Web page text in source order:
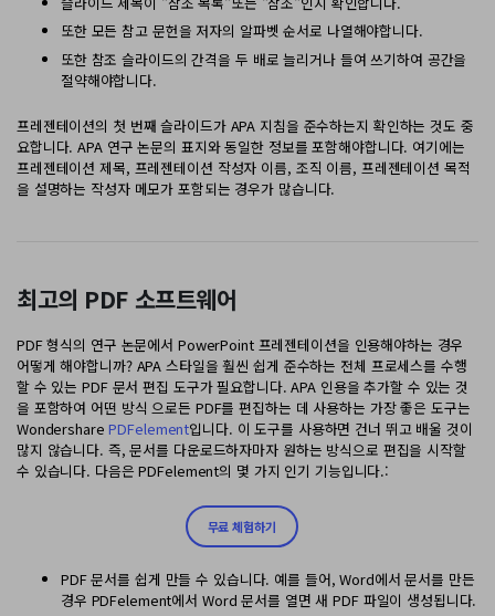
기타 온라인 도구
PDF 보호
PDF 일괄 작업
PDF 데이터 추출
AI PDF 요약기
모든 기능 알아보기
AI 지원 센터
또한 모든 참고 문헌을 저자의 알파벳 순서로 나열해야합니다.
또한 참조 슬라이드의 간격을 두 배로 늘리거나 들여 쓰기하여 공간을
절약해야합니다.
프레젠테이션의 첫 번째 슬라이드가 APA 지침을 준수하는지 확인하는 것도 중
요합니다. APA 연구 논문의 표지와 동일한 정보를 포함해야합니다. 여기에는
프레젠테이션 제목, 프레젠테이션 작성자 이름, 조직 이름, 프레젠테이션 목적
을 설명하는 작성자 메모가 포함되는 경우가 많습니다.
최고의 PDF 소프트웨어
PDF 형식의 연구 논문에서 PowerPoint 프레젠테이션을 인용해야하는 경우
어떻게 해야합니까? APA 스타일을 훨씬 쉽게 준수하는 전체 프로세스를 수행
할 수 있는 PDF 문서 편집 도구가 필요합니다. APA 인용을 추가할 수 있는 것
을 포함하여 어떤 방식 으로든 PDF를 편집하는 데 사용하는 가장 좋은 도구는
WondersharePDFelement입니다. 이 도구를 사용하면 건너 뛰고 배울 것이
많지 않습니다. 즉, 문서를 다운로드하자마자 원하는 방식으로 편집을 시작할
수 있습니다. 다음은 PDFelement의 몇 가지 인기 기능입니다.:
무료 체험하기
PDF 문서를 쉽게 만들 수 있습니다. 예를 들어, Word에서 문서를 만든
경우 PDFelement에서 Word 문서를 열면 새 PDF 파일이 생성됩니다.